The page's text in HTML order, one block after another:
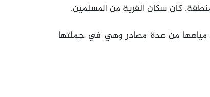
كان سكان القرية من المسلمين.
مياهها من عدة مصادر وهي في جملتها